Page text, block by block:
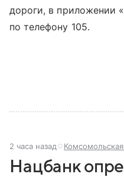
дороги, в приложении
по телефону 105.
2 часа назад
Нацбанк